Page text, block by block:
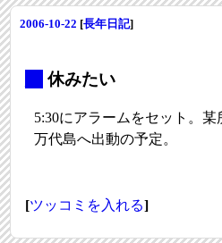
2006-10-22 [長年日記]
休みたい
5:30にアラームをセット。某
万代島へ出動の予定。
[ツッコミを入れる]